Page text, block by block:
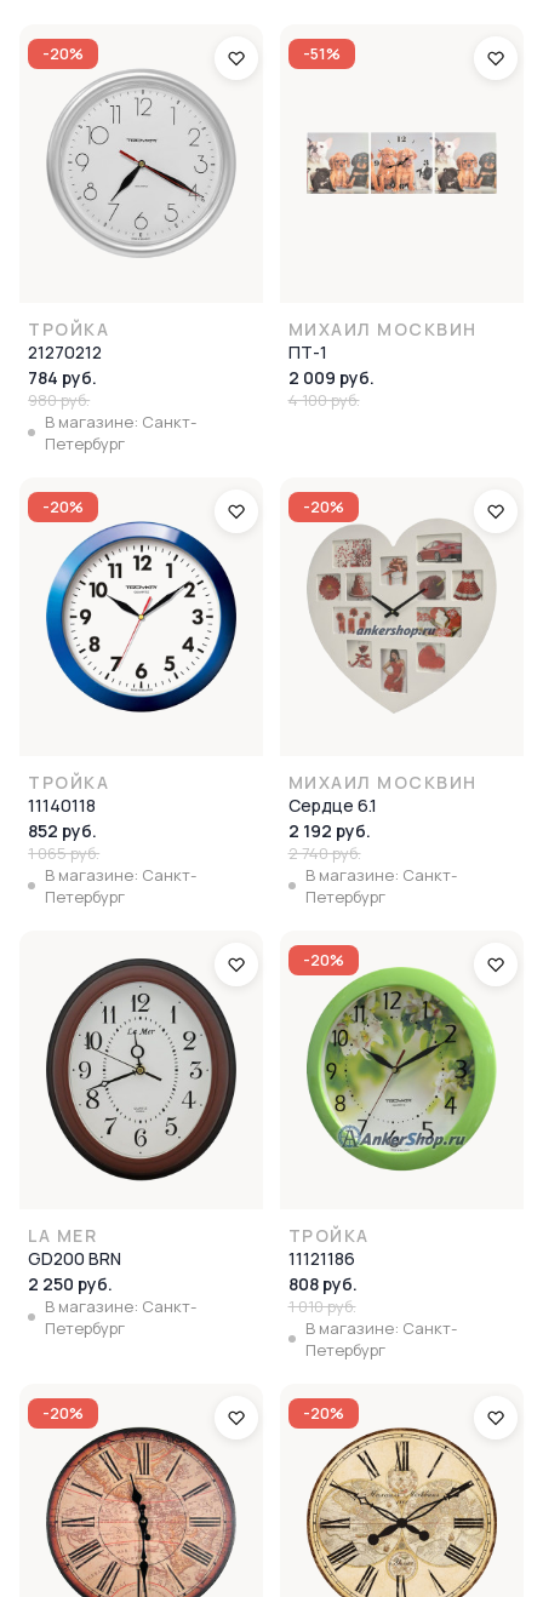
-20%
ТРОЙКА
21270212
784 руб.
980 руб.
В магазине: Санкт-
Петербург
-51%
МИХАИЛ МОСКВИН
ПТ-1
2 009 руб.
4 100 руб.
-20%
ТРОЙКА
11140118
852 руб.
1 065 руб.
В магазине: Санкт-
Петербург
-20%
МИХАИЛ МОСКВИН
Сердце 6.1
2 192 руб.
2 740 руб.
В магазине: Санкт-
Петербург
LA MER
GD200 BRN
2 250 руб.
В магазине: Санкт-
Петербург
-20%
ТРОЙКА
11121186
808 руб.
1 010 руб.
В магазине: Санкт-
Петербург
-20% -20%